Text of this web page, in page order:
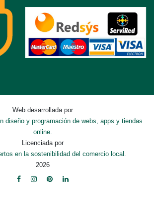
Web desarrollada por
diseño y programación de webs, apps y tiendas
online.
Licenciada por
en la sostenibilidad del comercio local.
2026